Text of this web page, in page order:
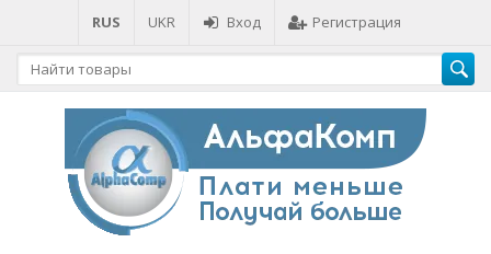
RUS UKR Вход Регистрация